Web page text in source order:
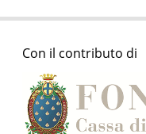
Con il contributo di